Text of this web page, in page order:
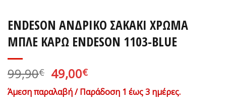
ENDESON ΑΝΔΡΙΚΟ ΣΑΚΑΚΙ ΧΡΩΜΑ
ΜΠΛΕ KAΡΩ ENDESON 1103-ΒLUE
99,90€ Original
price
was:
49,00€Η
τρέχουσα
τιμή
Άμεση παραλαβή / Παράδοση 1 έως 3 ημέρες.